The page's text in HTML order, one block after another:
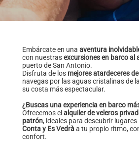
Embárcate en una aventura
con nuestrasexcursiones en barco al
puerto de San Antonio.
Disfruta de los mejores atardeceres
navegas por las aguas cristalinas de
su costa más espectacular.
¿Buscas una experiencia en barco
Ofrecemos el alquiler de veleros
patrón, ideales para descubrir
Conta y Es Vedràa tu propio ritmo,
confort.